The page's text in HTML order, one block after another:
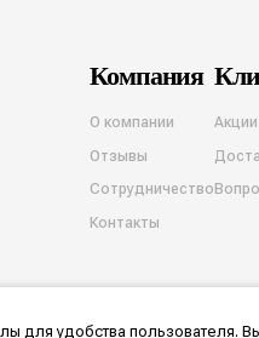
Компания
О компании
Отзывы
Сотрудничество
Контакты
Акции
для удобства пользователя.